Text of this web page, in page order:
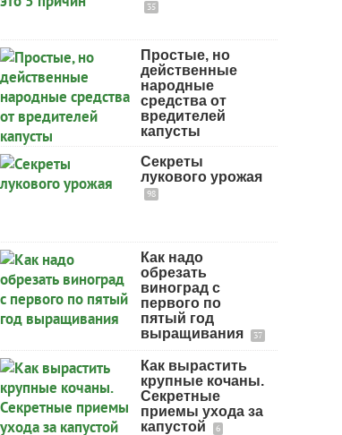
35
Простые, но
действенные
народные
средства от
вредителей
капусты
Секреты
лукового урожая
98
Как надо
обрезать
виноград с
первого по
пятый год
выращивания
37
Как вырастить
крупные кочаны.
Секретные
приемы ухода за
капустой
6